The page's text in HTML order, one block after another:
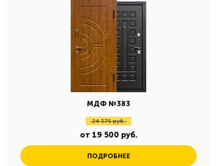
МДФ №383
24 375 руб.
от 19 500 руб.
ПОДРОБНЕЕ